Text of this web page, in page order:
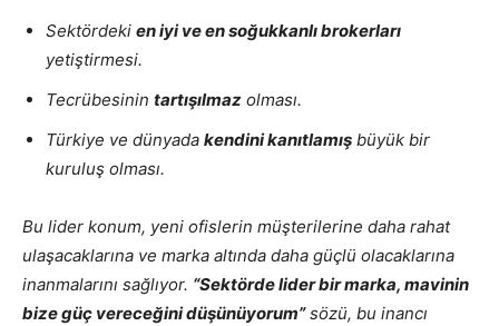
Sektördeki en iyi ve en soğukkanlı brokerları
yetiştirmesi.
Tecrübesinin tartışılmaz olması.
Türkiye ve dünyada kendini kanıtlamış büyük bir
kuruluş olması.
Bu lider konum, yeni ofislerin müşterilerine daha rahat
ulaşacaklarına ve marka altında daha güçlü olacaklarına
inanmalarını sağlıyor. “Sektörde lider bir marka, mavinin
bize güç vereceğini düşünüyorum”sözü, bu inancı